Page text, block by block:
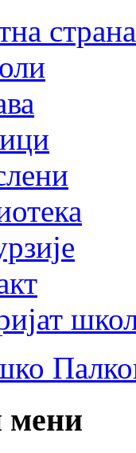
страна
мени